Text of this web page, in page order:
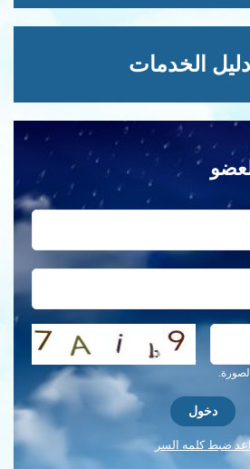
دليل الخدمات
احصل على كلمة التحقق جديدة!
ضبط كلمه السر